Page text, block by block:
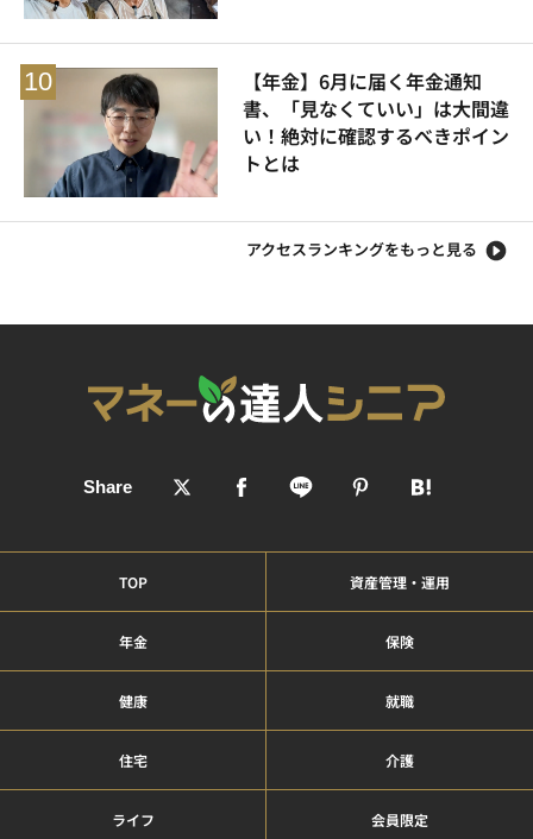
【年金】6月に届く年金通知
書、「見なくていい」は大間違
い！絶対に確認するべきポイン
トとは
アクセスランキングをもっと見る
TOP 資産管理・運用
年金 保険
健康 就職
住宅 介護
ライフ 会員限定